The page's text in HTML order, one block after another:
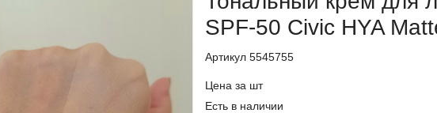
SPF-50 Civic HYA
Артикул 5545755
Цена за шт
Есть в наличии